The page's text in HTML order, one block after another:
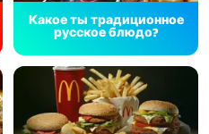
Какое ты традиционное
русское блюдо?